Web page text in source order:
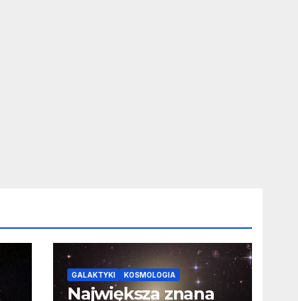
GALAKTYKI KOSMOLOGIA
Największa znana